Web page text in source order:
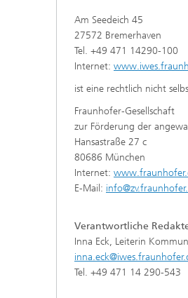
Am Seedeich 45
27572 Bremerhaven
Tel. +49 471 14290-100
Internet:
ist eine rechtlich nicht
Fraunhofer-Gesellschaft
zur Förderung der
Hansastraße 27 c
80686 München
Internet:
E-Mail:
Verantwortliche
Inna Eck, Leiterin
Tel. +49 471 14 290-543